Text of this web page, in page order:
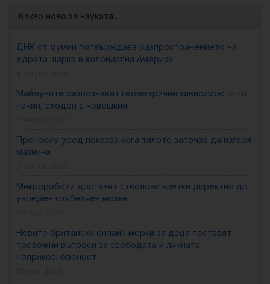
Какво ново за науката…
ДНК от мумии потвърждава разпространението на
едрата шарка в колониална Америка
Маймуните разпознават геометрични зависимости по
начин, сходен с човешкия
Преносим уред показва кога тялото започва да изгаря
мазнини
Микророботи доставят стволови клетки директно до
увреден гръбначен мозък
Новите британски онлайн мерки за деца поставят
тревожни въпроси за свободата и личната
неприкосновеност